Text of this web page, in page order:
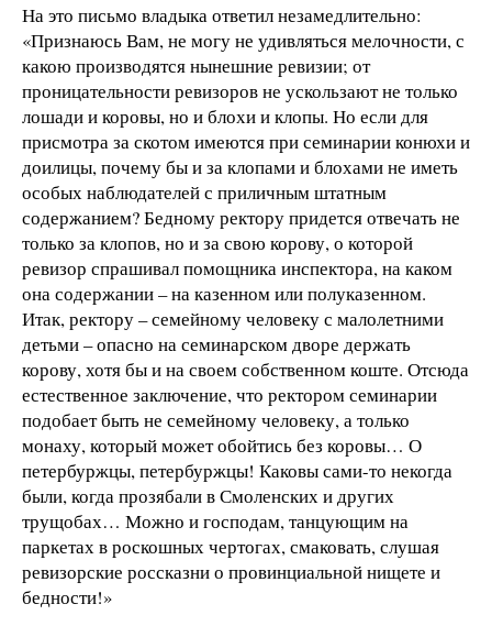
На это письмо владыка ответил незамедлительно:
«Признаюсь Вам, не могу не удивляться мелочности, с
какою производятся нынешние ревизии; от
проницательности ревизоров не ускользают не только
лошади и коровы, но и блохи и клопы. Но если для
присмотра за скотом имеются при семинарии конюхи и
доилицы, почему бы и за клопами и блохами не иметь
особых наблюдателей с приличным штатным
содержанием? Бедному ректору придется отвечать не
только за клопов, но и за свою корову, о которой
ревизор спрашивал помощника инспектора, на каком
она содержании – на казенном или полуказенном.
Итак, ректору – семейному человеку с малолетними
детьми – опасно на семинарском дворе держать
корову, хотя бы и на своем собственном коште. Отсюда
естественное заключение, что ректором семинарии
подобает быть не семейному человеку, а только
монаху, который может обойтись без коровы… О
петербуржцы, петербуржцы! Каковы сами-то некогда
были, когда прозябали в Смоленских и других
трущобах… Можно и господам, танцующим на
паркетах в роскошных чертогах, смаковать, слушая
ревизорские россказни о провинциальной нищете и
бедности!»